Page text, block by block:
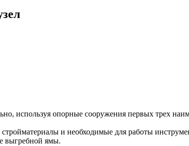
используя опорные сооружения первых трех
и необходимые для работы
выгребной ямы.